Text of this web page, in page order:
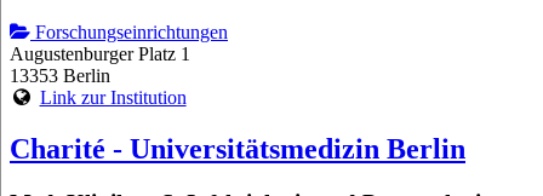
Forschungseinrichtungen
Augustenburger Platz 1
13353 Berlin
Link zur Institution
Charité - Universitätsmedizin Berlin